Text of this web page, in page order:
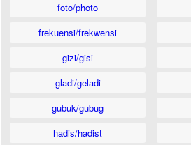
foto/photo
frekuensi/frekwensi
gizi/gisi
gladi/geladi
gubuk/gubug
hadis/hadist